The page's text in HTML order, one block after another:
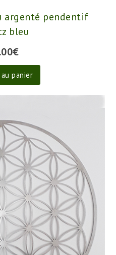
argenté pendentif
bleu
€
panier